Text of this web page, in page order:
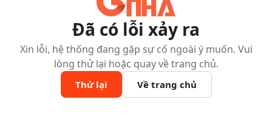
Đã có lỗi xảy ra
Xin lỗi, hệ thống đang gặp sự cố ngoài ý muốn. Vui
lòng thử lại hoặc quay về trang chủ.
Thử lại Về trang chủ